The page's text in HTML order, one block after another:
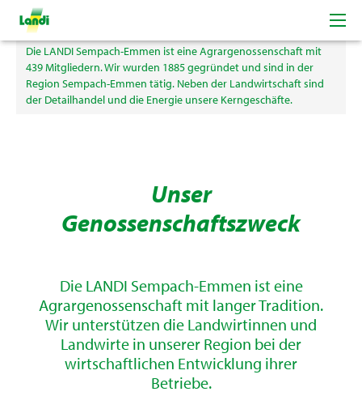
LANDI Sempach-Emmen
Die LANDI Sempach-Emmen ist eine Agrargenossenschaft mit
439 Mitgliedern. Wir wurden 1885 gegründet und sind in der
Region Sempach-Emmen tätig. Neben der Landwirtschaft sind
der Detailhandel und die Energie unsere Kerngeschäfte.
Unser
Genossenschaftszweck
Die LANDI Sempach-Emmen ist eine
Agrargenossenschaft mit langer Tradition.
Wir unterstützen die Landwirtinnen und
Landwirte in unserer Region bei der
wirtschaftlichen Entwicklung ihrer
Betriebe.